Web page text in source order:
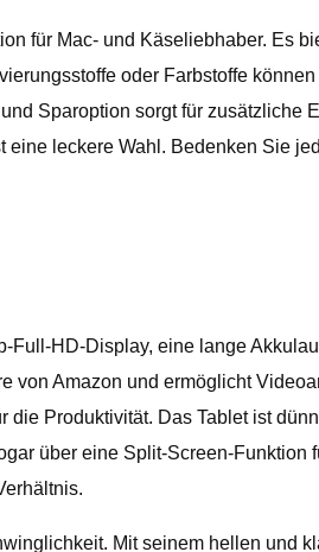
für Mac- und Käseliebhaber. Es
oder Farbstoffe
Sparoption sorgt für zusätzliche
leckere Wahl. Bedenken Sie
HD-Display, eine lange
von Amazon und ermöglicht
Produktivität. Das Tablet ist
über eine Split-Screen-Funktion
Mit seinem hellen und